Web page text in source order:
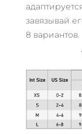
завязывай
8 вариантов.